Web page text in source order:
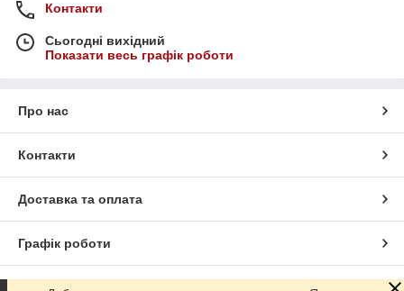
Контакти
Сьогодні вихідний
Показати весь графік роботи
Про нас
Контакти
Доставка та оплата
Графік роботи
Повна версія сайту